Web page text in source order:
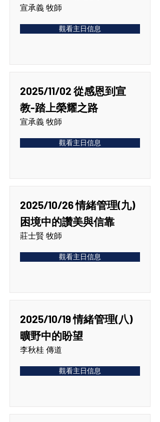
宣承義 牧師
觀看主日信息
2025/11/02 從感恩到宣
教-踏上榮耀之路
宣承義 牧師
觀看主日信息
2025/10/26 情緒管理(九)
困境中的讚美與信靠
莊士賢 牧師
觀看主日信息
2025/10/19 情緒管理(八)
曠野中的盼望
李秋桂 傳道
觀看主日信息